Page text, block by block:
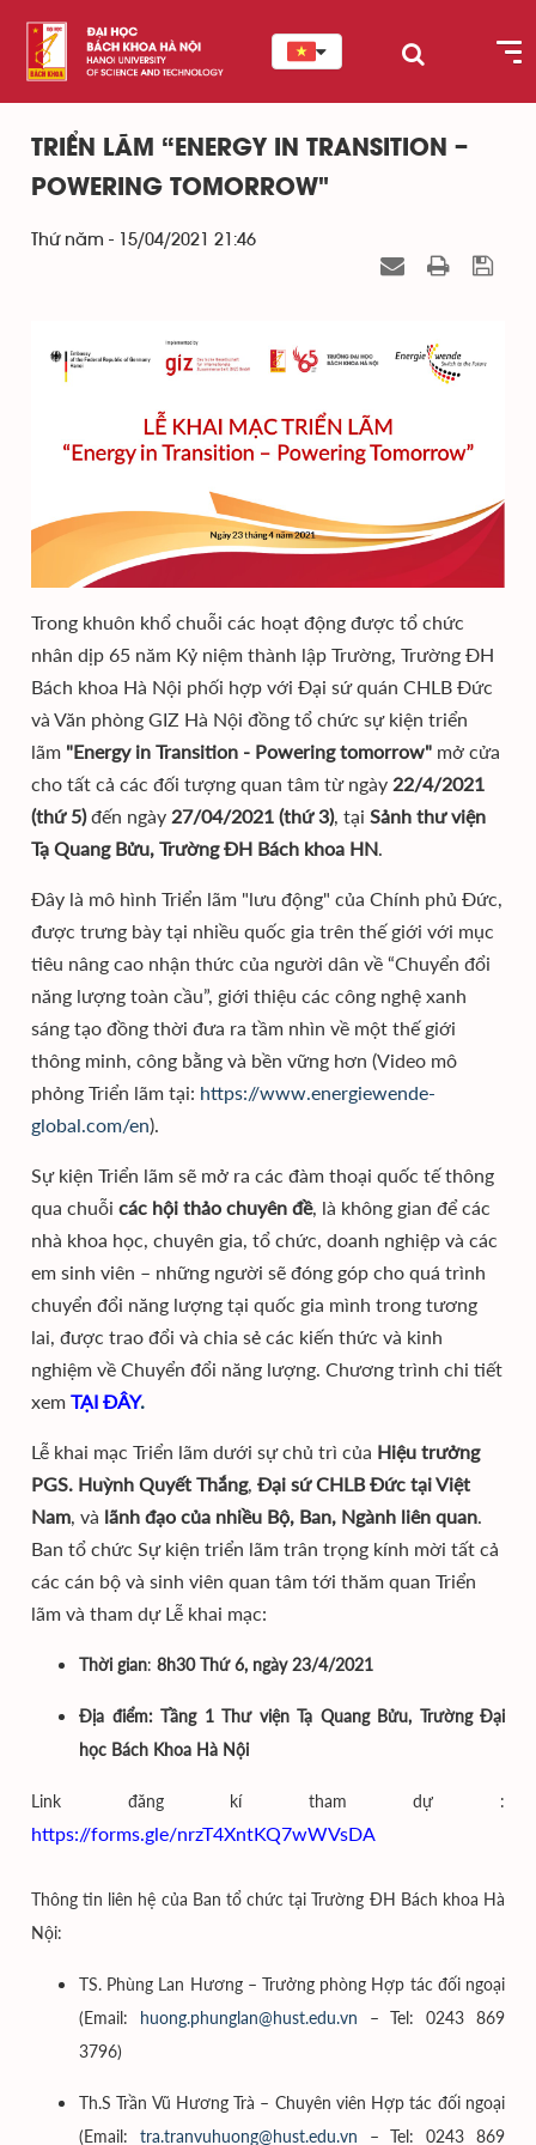
TRIỂN LÃM “ENERGY IN TRANSITION –
POWERING TOMORROW"
Thứ năm - 15/04/2021 21:46
Trong khuôn khổ chuỗi các hoạt động được tổ chức
nhân dịp 65 năm Kỷ niệm thành lập Trường, Trường ĐH
Bách khoa Hà Nội phối hợp với Đại sứ quán CHLB Đức
và Văn phòng GIZ Hà Nội đồng tổ chức sự kiện triển
lãm "Energy in Transition - Powering tomorrow" mở cửa
cho tất cả các đối tượng quan tâm từ ngày 22/4/2021
(thứ 5)đến ngày 27/04/2021 (thứ 3), tại Sảnh thư viện
Tạ Quang Bửu, Trường ĐH Bách khoa HN
Đây là mô hình Triển lãm "lưu động" của Chính phủ Đức,
được trưng bày tại nhiều quốc gia trên thế giới với mục
tiêu nâng cao nhận thức của người dân về “Chuyển đổi
năng lượng toàn cầu”, giới thiệu các công nghệ xanh
sáng tạo đồng thời đưa ra tầm nhìn về một thế giới
thông minh, công bằng và bền vững hơn (Video mô
phỏng Triển lãm tại: https://www.energiewende-
global.com/en).
Sự kiện Triển lãm sẽ mở ra các đàm thoại quốc tế thông
qua chuỗi các hội thảo chuyên đề, là không gian để các
nhà khoa học, chuyên gia, tổ chức, doanh nghiệp và các
em sinh viên – những người sẽ đóng góp cho quá trình
chuyển đổi năng lượng tại quốc gia mình trong tương
lai, được trao đổi và chia sẻ các kiến thức và kinh
nghiệm về Chuyển đổi năng lượng. Chương trình chi tiết
xem TẠI ĐÂY.
Lễ khai mạc Triển lãm dưới sự chủ trì của Hiệu trưởng
PGS. Huỳnh Quyết Thắng, Đại sứ CHLB Đức tại Việt
Nam , và lãnh đạo của nhiều Bộ, Ban, Ngành liên quan
Ban tổ chức Sự kiện triển lãm trân trọng kính mời tất cả
các cán bộ và sinh viên quan tâm tới thăm quan Triển
lãm và tham dự Lễ khai mạc:
Thời gian: 8h30 Thứ 6, ngày 23/4/2021
Địa điểm: Tầng 1 Thư viện Tạ Quang Bửu, Trường Đại
học Bách Khoa Hà Nội
Link đăng kí tham dự :
https://forms.gle/nrzT4XntKQ7wWVsDA
Thông tin liên hệ của Ban tổ chức tại Trường ĐH Bách khoa Hà
Nội:
TS. Phùng Lan Hương – Trưởng phòng Hợp tác đối ngoại
(Email: huong.phunglan@hust.edu.vn – Tel: 0243 869
3796)
Th.S Trần Vũ Hương Trà – Chuyên viên Hợp tác đối ngoại
(Email: tra.tranvuhuong@hust.edu.vn – Tel: 0243 869